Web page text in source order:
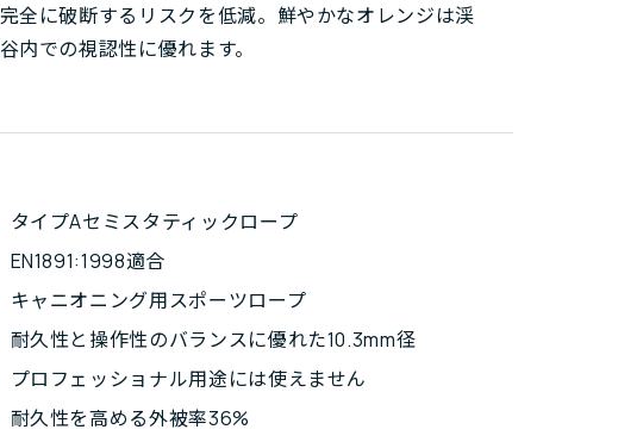
完全に破断するリスクを低減。鮮やかなオレンジは渓
谷内での視認性に優れます。
タイプAセミスタティックロープ
EN1891:1998適合
キャニオニング用スポーツロープ
耐久性と操作性のバランスに優れた10.3mm径
プロフェッショナル用途には使えません
耐久性を高める外被率36%